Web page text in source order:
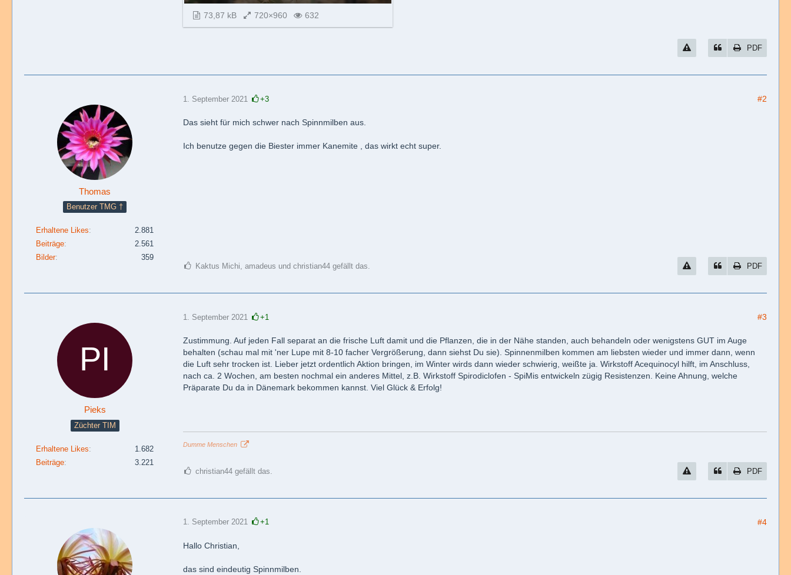
73,87 kB 720×960 632
PDF
Thomas
Benutzer TMG †
Erhaltene Likes
2.881
Beiträge
2.561
Bilder
359
1. September 2021 +3 #2
Das sieht für mich schwer nach Spinnmilben aus.
Ich benutze gegen die Biester immer Kanemite , das wirkt echt super.
Kaktus Michi, amadeus und christian44 gefällt das. PDF
Pieks
Züchter TIM
Erhaltene Likes
1.682
Beiträge
3.221
1. September 2021 +1 #3
Zustimmung. Auf jeden Fall separat an die frische Luft damit und die Pflanzen, die in der Nähe standen, auch behandeln oder wenigstens GUT im Auge
behalten (schau mal mit 'ner Lupe mit 8-10 facher Vergrößerung, dann siehst Du sie). Spinnenmilben kommen am liebsten wieder und immer dann, wenn
die Luft sehr trocken ist. Lieber jetzt ordentlich Aktion bringen, im Winter wirds dann wieder schwierig, weißte ja. Wirkstoff Acequinocyl hilft, im Anschluss,
nach ca. 2 Wochen, am besten nochmal ein anderes Mittel, z.B. Wirkstoff Spirodiclofen - SpiMis entwickeln zügig Resistenzen. Keine Ahnung, welche
Präparate Du da in Dänemark bekommen kannst. Viel Glück & Erfolg!
Dumme Menschen
christian44 gefällt das. PDF
1. September 2021 +1 #4
Hallo Christian,
das sind eindeutig Spinnmilben.